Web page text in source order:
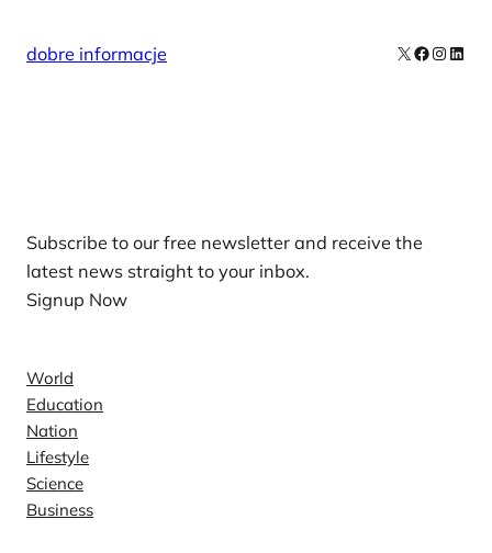
dobre informacje X Facebook
Subscribe to our free newsletter and receive the
latest news straight to your inbox.
Signup Now
World
Education
Nation
Lifestyle
Science
Business